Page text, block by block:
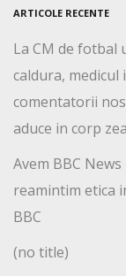
ARTICOLE RECENTE
La CM de fotbal
caldura, medicul
comentatorii
aduce in corp
Avem BBC
reamintim etica
BBC
(no title)